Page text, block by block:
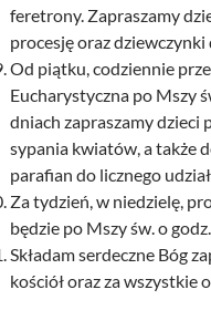
feretrony. Zapraszamy
procesję oraz
Od piątku, codziennie
Eucharystyczna po Mszy
dniach zapraszamy dzieci
sypania kwiatów, a także
parafian do licznego
Za tydzień, w niedzielę,
będzie po Mszy św. o
Składam serdeczne Bóg
kościół oraz za wszystkie